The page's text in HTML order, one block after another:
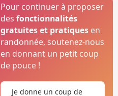
Pour continuer à proposer
desfonctionnalités
gratuites et pratiques en
randonnée, soutenez-nous
en donnant un petit coup
de pouce !
Je donne un coup de